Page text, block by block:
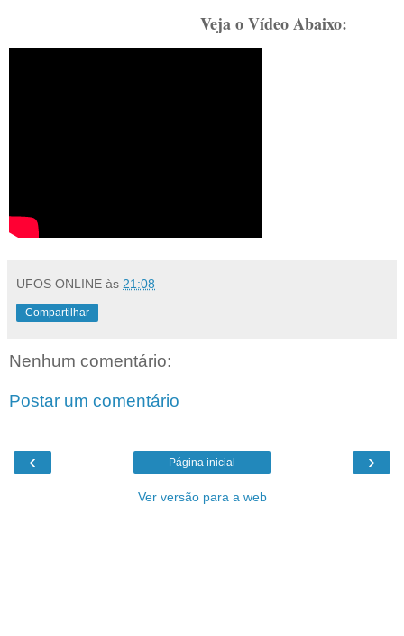
Veja o Vídeo Abaixo:
UFOS ONLINE às 21:08
Compartilhar
Nenhum comentário:
Postar um comentário
‹ ›
Página inicial
Ver versão para a web